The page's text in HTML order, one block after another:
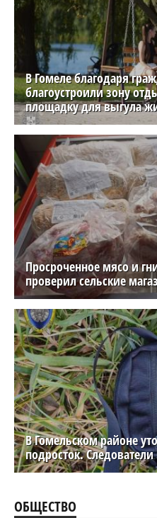
В Гомеле благодаря
благоустроили зону
площадку для выгула
Просроченное мясо и
проверил сельские
В Гомельском районе
подросток.
ОБЩЕСТВО